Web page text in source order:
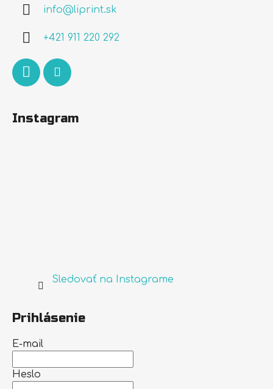
info@liprint.sk
+421 911 220 292
Instagram
Sledovať na Instagrame
Prihlásenie
E-mail
Heslo